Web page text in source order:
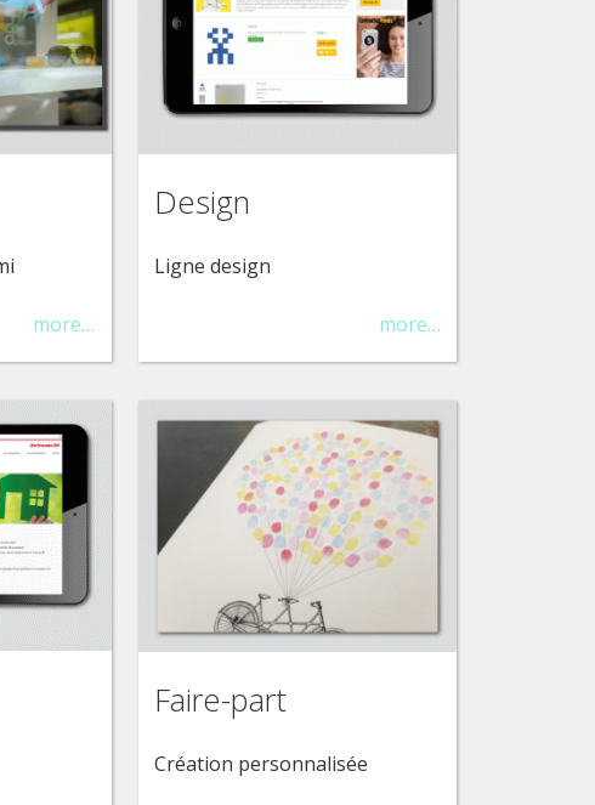
more…
Design
Ligne design
more…
Faire-part
Création personnalisée